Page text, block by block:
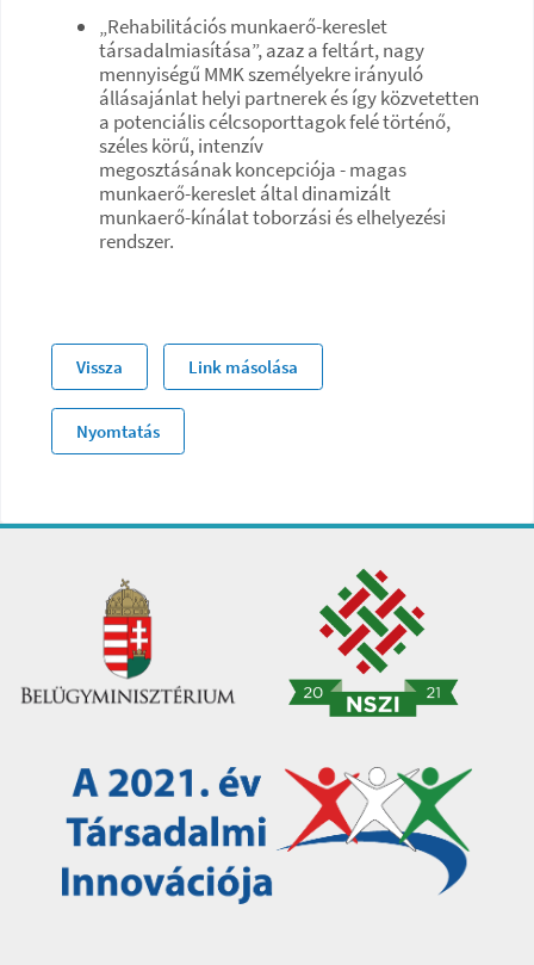
„Rehabilitációs munkaerő-kereslet
társadalmiasítása”, azaz a feltárt, nagy
mennyiségű MMK személyekre irányuló
állásajánlat helyi partnerek és így közvetetten
a potenciális célcsoporttagok felé történő,
széles körű, intenzív
megosztásának koncepciója - magas
munkaerő-kereslet által dinamizált
munkaerő-kínálat toborzási és elhelyezési
rendszer.
Vissza Link másolása
Nyomtatás